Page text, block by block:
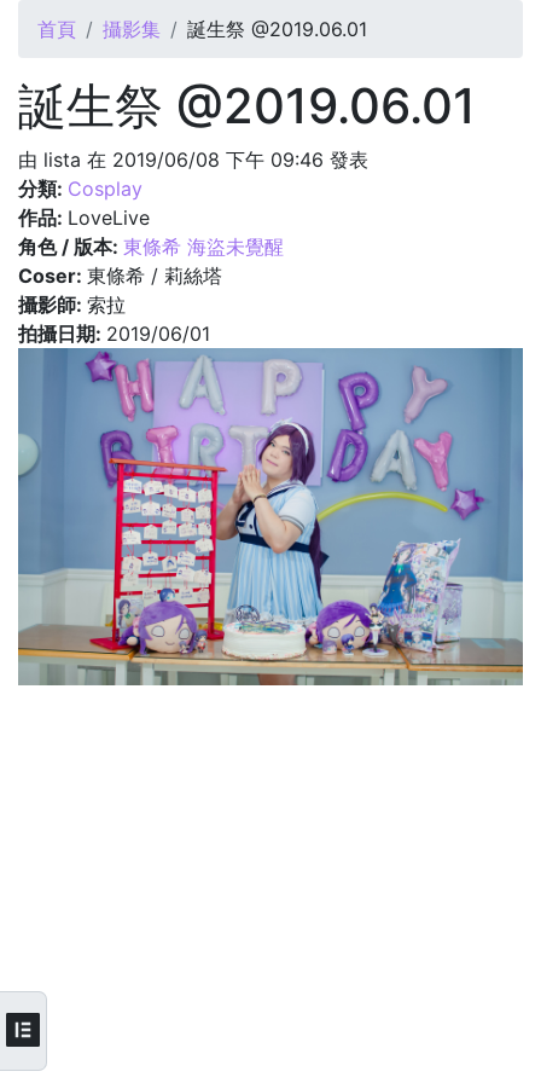
您在這裡
首頁 攝影集 誕生祭 @2019.06.01
誕生祭 @2019.06.01
由 lista 在 2019/06/08 下午 09:46 發表
分類: Cosplay
作品: LoveLive
角色 / 版本: 東條希 海盜未覺醒
Coser: 東條希 / 莉絲塔
攝影師: 索拉
拍攝日期: 2019/06/01